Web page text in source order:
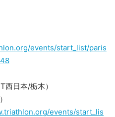
events/start_list/paris
日本/栃木）
events/start_lis